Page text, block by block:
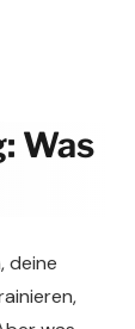
Was
deine